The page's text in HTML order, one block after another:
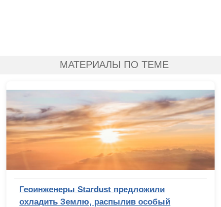
МАТЕРИАЛЫ ПО ТЕМЕ
Геоинженеры Stardust предложили
охладить Землю, распылив особый